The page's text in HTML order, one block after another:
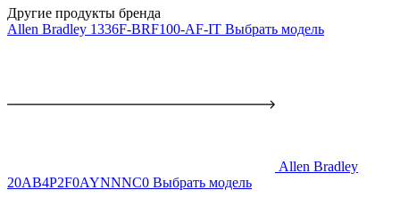
Другие продукты бренда
Allen Bradley 1336F-BRF100-AF-IT Выбрать модель
Allen Bradley
20AB4P2F0AYNNNC0 Выбрать модель